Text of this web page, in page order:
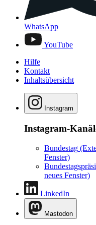
WhatsApp
YouTube
Hilfe
Kontakt
Inhaltsübersicht
Instagram
Instagram-
Bundestag
Fenster)
neues Fenster)
LinkedIn
Mastodon